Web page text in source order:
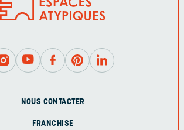
NOUS CONTACTER
FRANCHISE